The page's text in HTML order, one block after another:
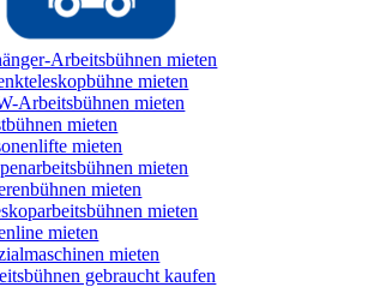
Arbeitsbühnen mieten
mieten
Arbeitsbühnen mieten
mieten
mieten
mieten
mieten
mieten
mieten
mieten
gebraucht kaufen